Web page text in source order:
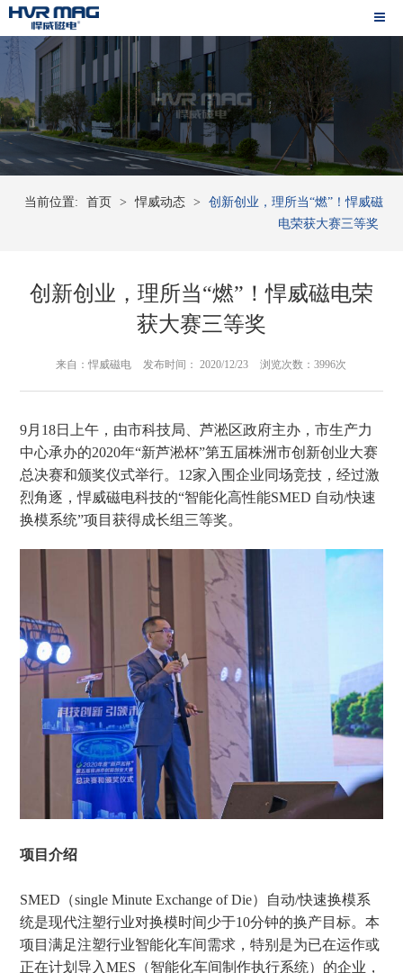
当前位置: 首页 > 悍威动态 >
创新创业，理所当“燃”！悍威磁
电荣获大赛三等奖
创新创业，理所当“燃”！悍威磁电荣
获大赛三等奖
来自：悍威磁电 发布时间： 2020/12/23 浏览次数：3996次
9月18日上午，由市科技局、芦淞区政府主办，市生产力
中心承办的2020年“新芦淞杯”第五届株洲市创新创业大赛
总决赛和颁奖仪式举行。12家入围企业同场竞技，经过激
烈角逐，悍威磁电科技的“智能化高性能SMED 自动/快速
换模系统”项目获得成长组三等奖。
项目介绍
SMED（single Minute Exchange of Die）自动/快速换模系
统是现代注塑行业对换模时间少于10分钟的换产目标。本
项目满足注塑行业智能化车间需求，特别是为已在运作或
正在计划导入MES（智能化车间制作执行系统）的企业，